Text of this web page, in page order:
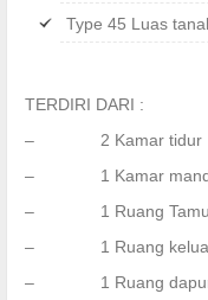
Type 45 Luas
TERDIRI DARI :
– 2 Kamar tidur
– 1 Kamar
– 1 Ruang Tamu
– 1 Ruang
– 1 Ruang